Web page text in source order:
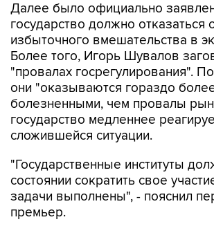
Далее было официально
государство должно отказаться
избыточного вмешательства в
Более того, Игорь Шувалов
"провалах госрегулирования".
они "оказываются гораздо
болезненными, чем провалы
государство медленнее
сложившейся ситуации.
"Государственные институты
состоянии сократить свое
задачи выполнены", - пояснил
премьер.